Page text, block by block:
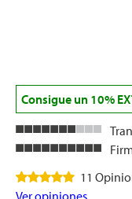
Consigue un 10%
11